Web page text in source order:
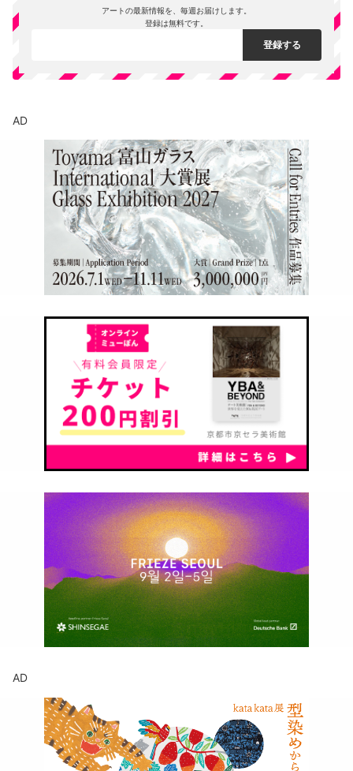
アートの最新情報を、毎週お届けします。
登録は無料です。
AD
AD